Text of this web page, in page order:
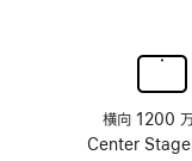
横向 1200
Center Stage